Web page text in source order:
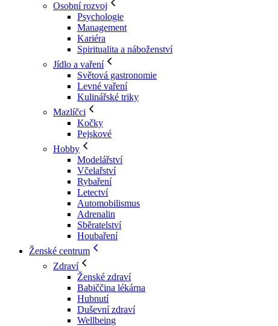
Osobní rozvoj
Psychologie
Management
Kariéra
Spiritualita a náboženství
Jídlo a vaření
Světová gastronomie
Levné vaření
Kulinářské triky
Mazlíčci
Kočky
Pejskové
Hobby
Modelářství
Včelařství
Rybaření
Letectví
Automobilismus
Adrenalin
Sběratelství
Houbaření
Ženské centrum
Zdraví
Ženské zdraví
Babiččina lékárna
Hubnutí
Duševní zdraví
Wellbeing